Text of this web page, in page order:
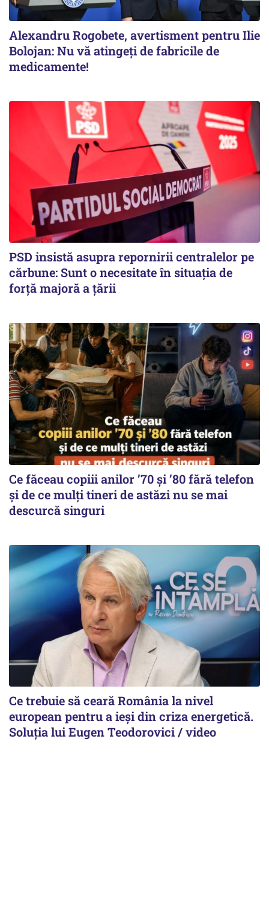
Alexandru Rogobete, avertisment pentru Ilie
Bolojan: Nu vă atingeți de fabricile de
medicamente!
PSD insistă asupra repornirii centralelor pe
cărbune: Sunt o necesitate în situația de
forță majoră a țării
Ce făceau copiii anilor ’70 și ’80 fără telefon
și de ce mulți tineri de astăzi nu se mai
descurcă singuri
Ce trebuie să ceară România la nivel
european pentru a ieși din criza energetică.
Soluția lui Eugen Teodorovici / video